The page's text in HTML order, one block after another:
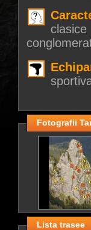
Fotografii
Lista trasee